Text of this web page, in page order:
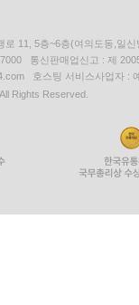
로 11, 5층~6층(여의도동,일신
통신판매업신고 : 제
호스팅 서비스사업자 :
Rights Reserved.